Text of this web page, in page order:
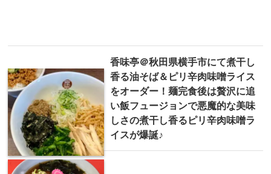
香味亭＠秋田県横手市にて煮干し
香る油そば＆ピリ辛肉味噌ライス
をオーダー！麺完食後は贅沢に追
い飯フュージョンで悪魔的な美味
しさの煮干し香るピリ辛肉味噌ラ
イスが爆誕♪